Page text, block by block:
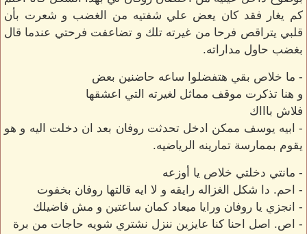
كم يغار فقد كان يعض علي شفتيه من الغضب و شعرت بأن
قلبي يتراقص فرحا من غيرته تلك و تضاعفت فرحتي عندما قال
بغضب حاول مداراته.
- ما خلاص بقي هتفضلوا ساعه حاضنين بعض
و هنا تذكرت موقف مماثل لغيرته التي اعشقها
فلاش باااك
- ابيه يوسف ممكن ادخل تحدثت روفان بعد ان دخلت اليه و هو
يقوم بممارسة تمارينه الرياضيه.
- مانتي دخلتي خلاص يا أوزعه
- احم. دا شكل الغزاله رايقه و لا ايه قالتها روفان بخفوت
- انجزي يا روفان ورايا ميعاد كمان ساعتين و مش فاضيلك
- اص. اصل احنا كنا عايزين ننزل نشتري شويه حاجات من برة